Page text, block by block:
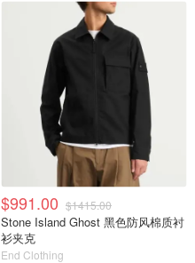
$991.00 $1415.00
Stone Island Ghost 黑色防风棉质衬
衫夹克
End Clothing